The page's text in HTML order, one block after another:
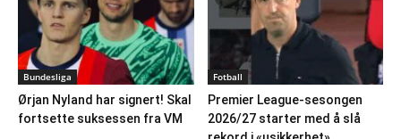
Bundesliga
Ørjan Nyland har signert! Skal
fortsette suksessen fra VM
Fotball
Premier League-sesongen
2026/27 starter med å slå